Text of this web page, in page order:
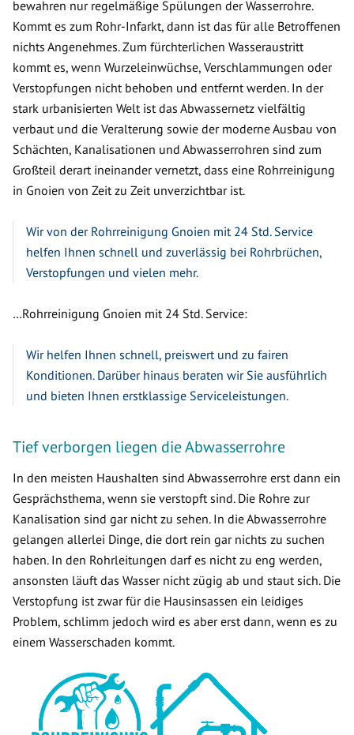
bewahren nur regelmäßige Spülungen der Wasserrohre.
Kommt es zum Rohr-Infarkt, dann ist das für alle Betroffenen
nichts Angenehmes. Zum fürchterlichen Wasseraustritt
kommt es, wenn Wurzeleinwüchse, Verschlammungen oder
Verstopfungen nicht behoben und entfernt werden. In der
stark urbanisierten Welt ist das Abwassernetz vielfältig
verbaut und die Veralterung sowie der moderne Ausbau von
Schächten, Kanalisationen und Abwasserrohren sind zum
Großteil derart ineinander vernetzt, dass eine Rohrreinigung
in Gnoien von Zeit zu Zeit unverzichtbar ist.
Wir von der Rohrreinigung Gnoien mit 24 Std. Service
helfen Ihnen schnell und zuverlässig bei Rohrbrüchen,
Verstopfungen und vielen mehr.
…Rohrreinigung Gnoien mit 24 Std. Service:
Wir helfen Ihnen schnell, preiswert und zu fairen
Konditionen. Darüber hinaus beraten wir Sie ausführlich
und bieten Ihnen erstklassige Serviceleistungen.
Tief verborgen liegen die Abwasserrohre
In den meisten Haushalten sind Abwasserrohre erst dann ein
Gesprächsthema, wenn sie verstopft sind. Die Rohre zur
Kanalisation sind gar nicht zu sehen. In die Abwasserrohre
gelangen allerlei Dinge, die dort rein gar nichts zu suchen
haben. In den Rohrleitungen darf es nicht zu eng werden,
ansonsten läuft das Wasser nicht zügig ab und staut sich. Die
Verstopfung ist zwar für die Hausinsassen ein leidiges
Problem, schlimm jedoch wird es aber erst dann, wenn es zu
einem Wasserschaden kommt.